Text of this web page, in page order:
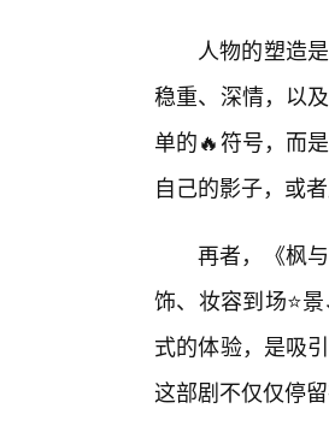
人物的塑造
稳重、深情，以
单的🔥符号，而
自己的影子，或
再者，《枫
饰、妆容到场⭐
式的体验，是吸
这部剧不仅仅停